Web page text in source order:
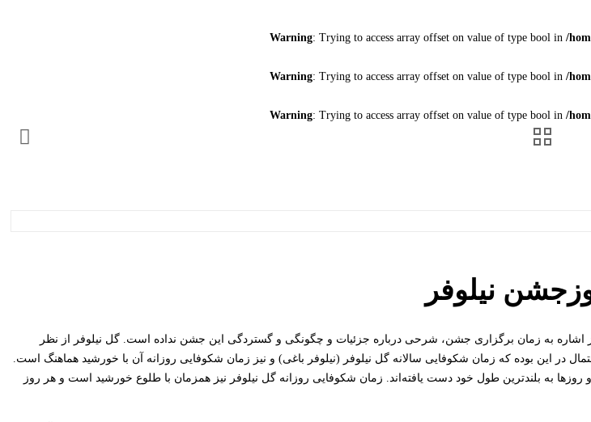
Warning: Trying to access array offset on value of type bool in /
Warning: Trying to access array offset on value of type bool in /
Warning: Trying to access array offset on value of type bool in /
اشاره به زمان برگزاری جشن، شرحی درباره جزئیات و چگونگی و گستردگی این جشن نداده است. گل نیلوفر از نظر
در این بوده که زمان شکوفایی سالانه گل نیلوفر (نیلوفر باغی) و نیز زمان شکوفایی روزانه آن با خورشید هماهنگ است.
روزها به بلندترین طول خود دست یافته‌اند. زمان شکوفایی روزانه گل نیلوفر نیز همزمان با طلوع خورشید است و هر روز